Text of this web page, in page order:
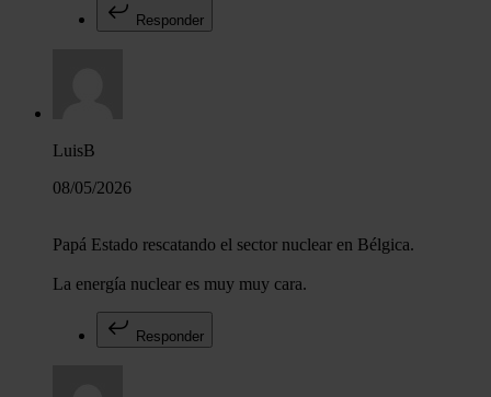
Responder
LuisB
08/05/2026
Papá Estado rescatando el sector nuclear en Bélgica.
La energía nuclear es muy muy cara.
Responder